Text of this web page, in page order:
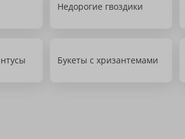
Недорогие гвоздики
Букеты с хризантемами